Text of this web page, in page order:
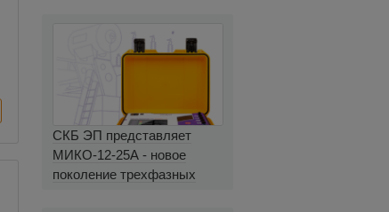
СКБ ЭП представляет
МИКО-12-25А - новое
поколение трехфазных